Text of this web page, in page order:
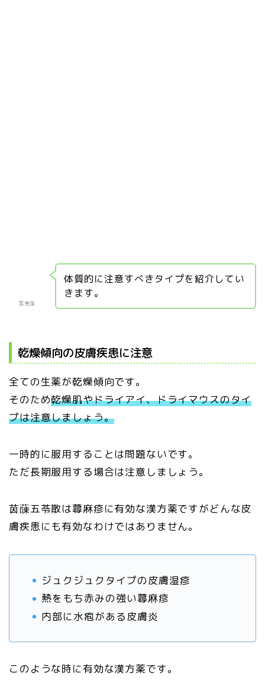
玄先生
体質的に注意すべきタイプを紹介してい
きます。
乾燥傾向の皮膚疾患に注意
全ての生薬が乾燥傾向です。
そのため乾燥肌やドライアイ、ドライマウスのタイ
プは注意しましょう。
一時的に服用することは問題ないです。
ただ長期服用する場合は注意しましょう。
茵蔯五苓散は蕁麻疹に有効な漢方薬ですがどんな皮
膚疾患にも有効なわけではありません。
ジュクジュクタイプの皮膚湿疹
熱をもち赤みの強い蕁麻疹
内部に水疱がある皮膚炎
このような時に有効な漢方薬です。